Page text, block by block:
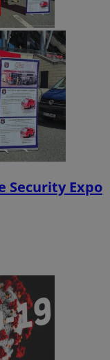
Security Expo